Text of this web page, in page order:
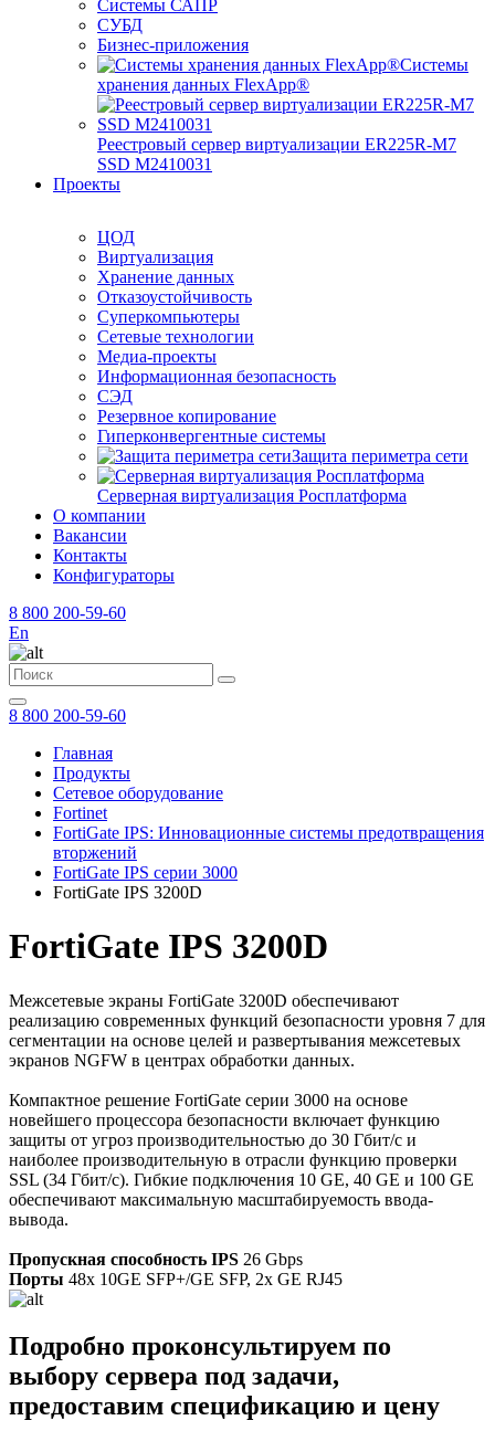
Системы САПР
СУБД
Бизнес-приложения
Системы
хранения данных FlexApp®
Реестровый сервер виртуализации ER225R-M7
SSD М2410031
Проекты
ЦОД
Виртуализация
Хранение данных
Отказоустойчивость
Суперкомпьютеры
Сетевые технологии
Медиа-проекты
Информационная безопасность
СЭД
Резервное копирование
Гиперконвергентные системы
Защита периметра сети
Серверная виртуализация Росплатформа
О компании
Вакансии
Контакты
Конфигураторы
8 800 200-59-60
En
8 800 200-59-60
Главная
Продукты
Сетевое оборудование
Fortinet
FortiGate IPS: Инновационные системы предотвращения
вторжений
FortiGate IPS серии 3000
FortiGate IPS 3200D
FortiGate IPS 3200D
Межсетевые экраны FortiGate 3200D обеспечивают
реализацию современных функций безопасности уровня 7 для
сегментации на основе целей и развертывания межсетевых
экранов NGFW в центрах обработки данных.
Компактное решение FortiGate серии 3000 на основе
новейшего процессора безопасности включает функцию
защиты от угроз производительностью до 30 Гбит/с и
наиболее производительную в отрасли функцию проверки
SSL (34 Гбит/с). Гибкие подключения 10 GE, 40 GE и 100 GE
обеспечивают максимальную масштабируемость ввода-
вывода.
Пропускная способность IPS 26 Gbps
Порты 48x 10GE SFP+/GE SFP, 2x GE RJ45
Подробно проконсультируем по
выбору сервера под задачи,
предоставим спецификацию и цену